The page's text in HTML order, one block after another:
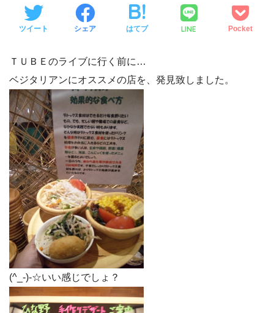
ツイート シェア はてブ LINE Pocket
ＴＵＢＥのライブに行く前に…
ベジタリアンにオススメの店を、発見致しました。
(^_-)-☆いい感じでしょ？